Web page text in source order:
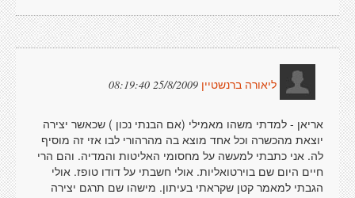
ליאורה ברנשטיין 25/8/2009 08:19:40
אריאן - למדתי משהו מאמילי (אם הבנתי נכון ) שכאשר יצירה
יוצאת מהכשרה וכל אחד מוצא בה מהרהורי לבו אזי זה מוסיף
לה. אני כתבתי למעשה על מחסומי האליטות והמדיה. והם הרי
חיים היום שם בוירטואליות. אולי חשבתי על דודו טופז. אולי
הגבתי למאמר קטן שקראתי בעיתון. מישהו שם תרגם יצירה